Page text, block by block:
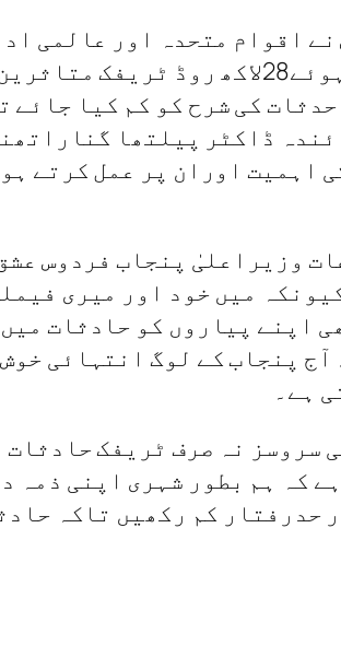
ستائش کام کرتے ہوئے28لاکھ
حدثات کی شرح کو کم کیا
وزیراعلیٰ پنجاب فردوس
میں خود اور میری
اپنے پیاروں کو حادثات
پنجاب کے لوگ انتہائی خوش
ریسکیو1122کی سروسز نہ صرف
کہ ہم بطور شہری اپنی ذمہ
حدرفتار کم رکھیں تاکہ